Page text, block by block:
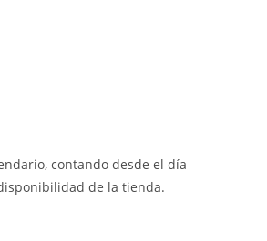
contando desde el día
de la tienda.